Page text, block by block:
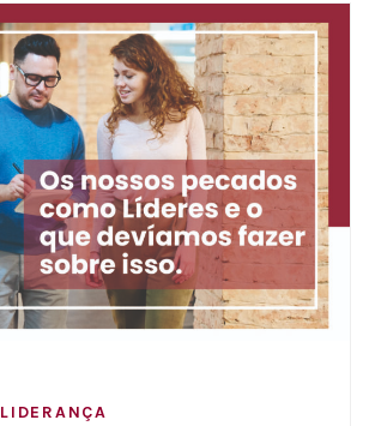
LIDERANÇA